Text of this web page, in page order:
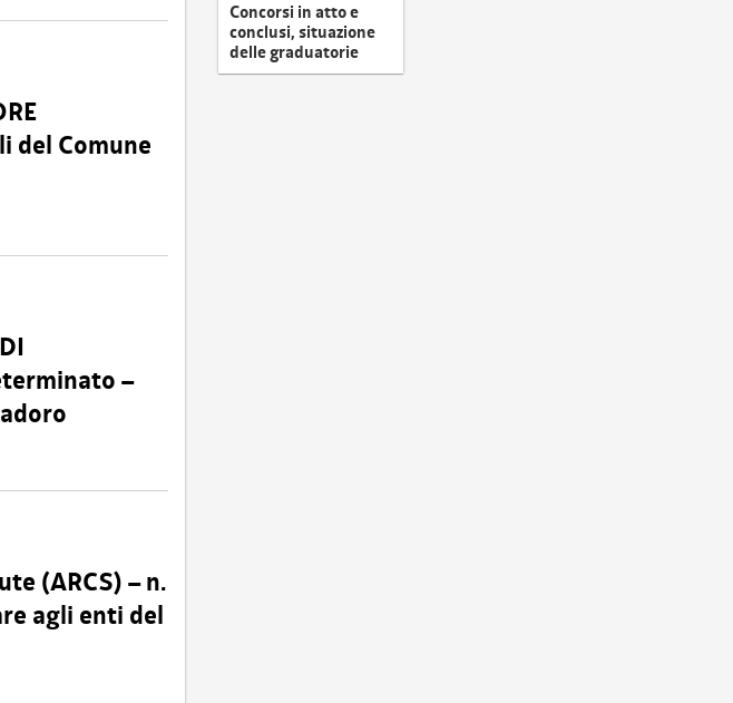
del Comune
–
(ARCS) – n.
agli enti del
Concorsi in atto e
conclusi, situazione
delle graduatorie